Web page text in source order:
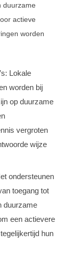
duurzame
actieve
worden
Lokale
worden bij
op duurzame
vergroten
wijze
ondersteunen
toegang tot
duurzame
een actievere
hun